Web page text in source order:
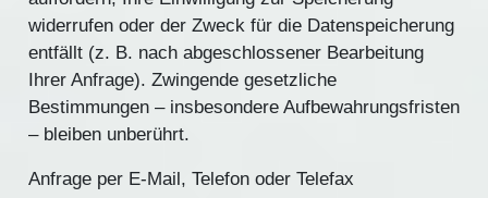
widerrufen oder der Zweck für die Datenspeicherung
entfällt (z. B. nach abgeschlossener Bearbeitung
Ihrer Anfrage). Zwingende gesetzliche
Bestimmungen – insbesondere Aufbewahrungsfristen
– bleiben unberührt.
Anfrage per E-Mail, Telefon oder Telefax